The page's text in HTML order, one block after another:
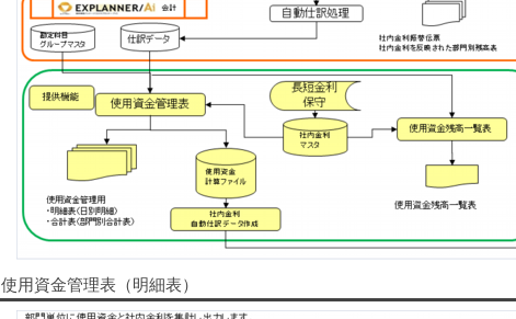
使用資金管理表（明細表）